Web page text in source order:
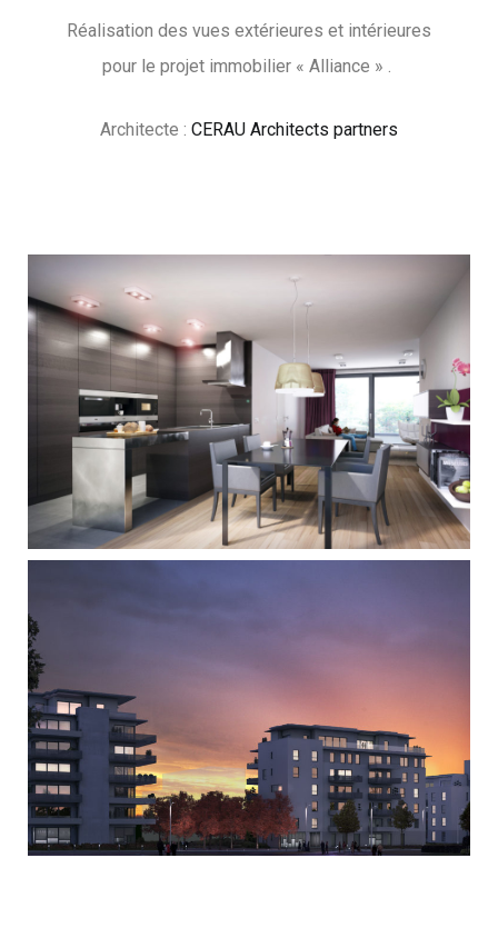
Réalisation des vues extérieures et intérieures
pour le projet immobilier « Alliance » .
Architecte : CERAU Architects partners